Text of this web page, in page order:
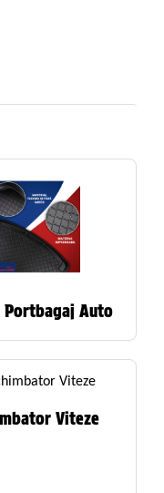
Portbagaj Auto
Viteze